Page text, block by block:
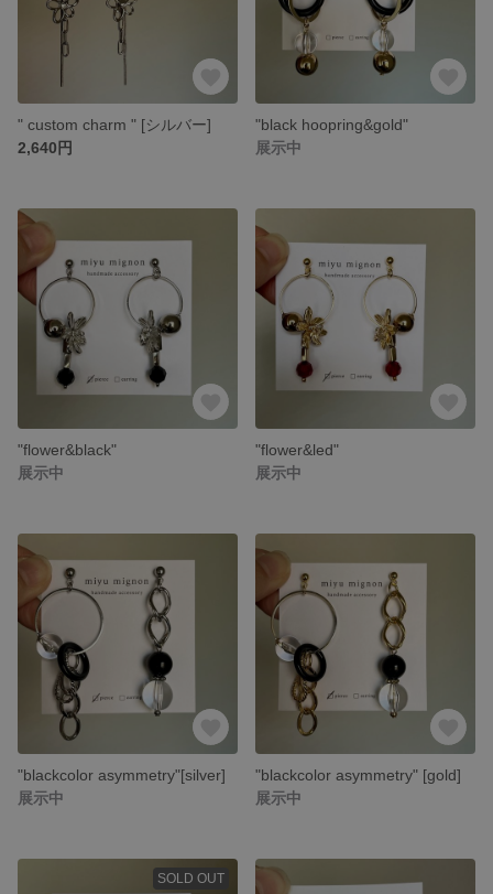
" custom charm " [シルバー]
2,640円
"black hoopring&gold"
展示中
"flower&black"
展示中
"flower&led"
展示中
"blackcolor asymmetry"[silver]
展示中
"blackcolor asymmetry" [gold]
展示中
SOLD OUT